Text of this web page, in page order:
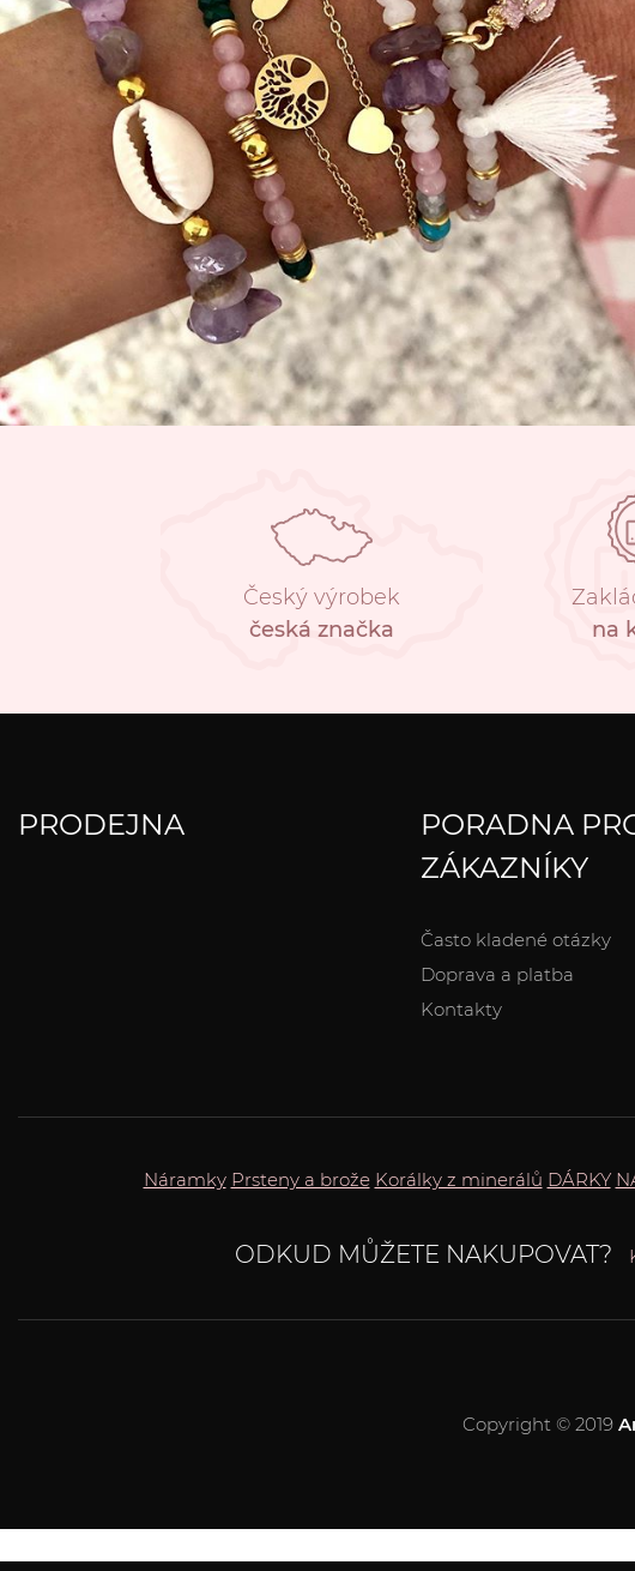
Český výrobek
česká značka
na
PRODEJNA
PORADNA
ZÁKAZNÍKY
Často kladené otázky
Doprava a platba
Kontakty
Náramky Prsteny a brože Korálky z minerálů DÁRKY
ODKUD MŮŽETE NAKUPOVAT?
Copyright © 2019